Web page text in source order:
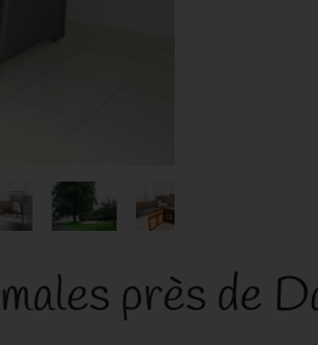
près de